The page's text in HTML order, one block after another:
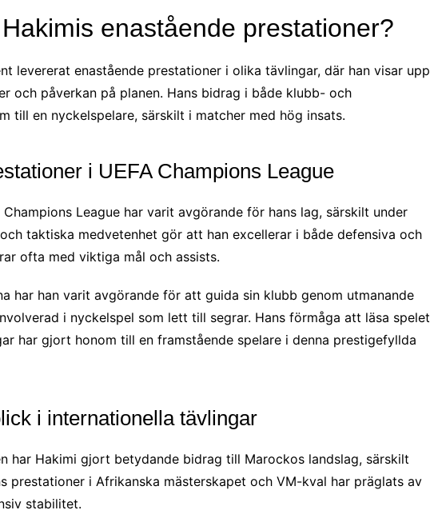
enastående prestationer?
levererat enastående prestationer i olika tävlingar, där han visar upp
och påverkan på planen. Hans bidrag i både klubb- och
till en nyckelspelare, särskilt i matcher med hög insats.
i UEFA Champions League
League har varit avgörande för hans lag, särskilt under
taktiska medvetenhet gör att han excellerar i både defensiva och
ofta med viktiga mål och assists.
har han varit avgörande för att guida sin klubb genom utmanande
i nyckelspel som lett till segrar. Hans förmåga att läsa spelet
har gjort honom till en framstående spelare i denna prestigefyllda
i internationella tävlingar
har Hakimi gjort betydande bidrag till Marockos landslag, särskilt
prestationer i Afrikanska mästerskapet och VM-kval har präglats av
stabilitet.